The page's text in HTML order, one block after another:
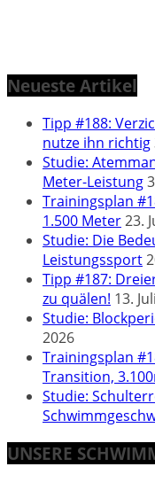
Neueste Artikel
Tipp #188:
nutze ihn richtig
Studie:
Meter-Leistung
Trainingsplan
1.500 Meter23.
Studie: Die
Leistungssport
Tipp #187:
zu quälen! 13.
Studie:
2026
Trainingsplan
Transition,
Studie:
UNSERE